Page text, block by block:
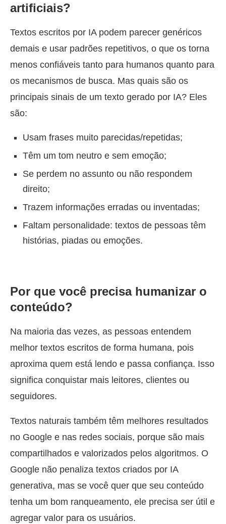
artificiais?
Textos escritos por IA podem parecer genéricos
demais e usar padrões repetitivos, o que os torna
menos confiáveis tanto para humanos quanto para
os mecanismos de busca. Mas quais são os
principais sinais de um texto gerado por IA? Eles
são:
Usam frases muito parecidas/repetidas;
Têm um tom neutro e sem emoção;
Se perdem no assunto ou não respondem
direito;
Trazem informações erradas ou inventadas;
Faltam personalidade: textos de pessoas têm
histórias, piadas ou emoções.
Por que você precisa humanizar o
conteúdo?
Na maioria das vezes, as pessoas entendem
melhor textos escritos de forma humana, pois
aproxima quem está lendo e passa confiança. Isso
significa conquistar mais leitores, clientes ou
seguidores.
Textos naturais também têm melhores resultados
no Google e nas redes sociais, porque são mais
compartilhados e valorizados pelos algoritmos. O
Google não penaliza textos criados por IA
generativa, mas se você quer que seu conteúdo
tenha um bom ranqueamento, ele precisa ser útil e
agregar valor para os usuários.